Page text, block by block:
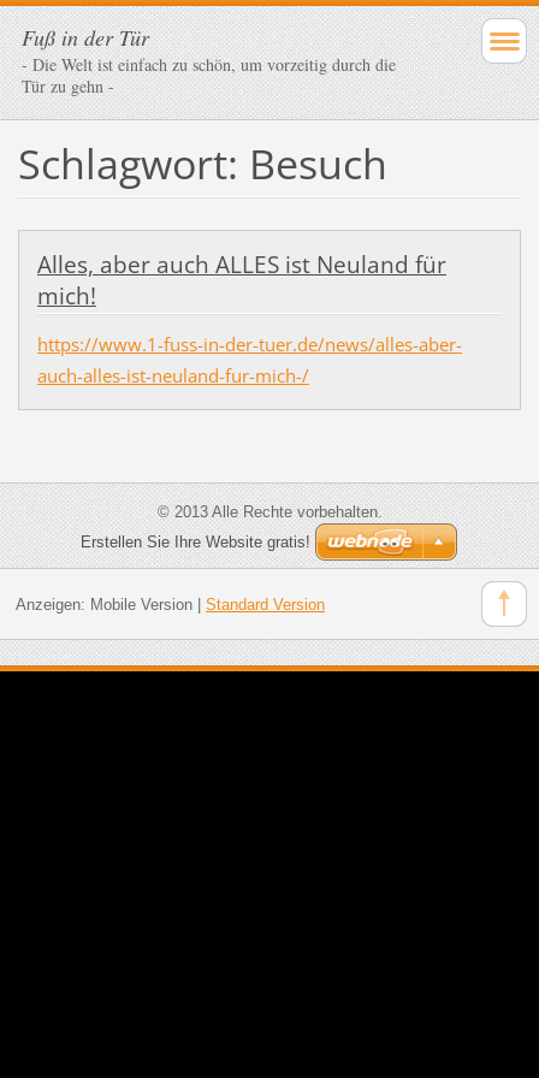
Fuß in der Tür
- Die Welt ist einfach zu schön, um vorzeitig durch die
Tür zu gehn -
Schlagwort: Besuch
Alles, aber auch ALLES ist Neuland für
mich!
https://www.1-fuss-in-der-tuer.de/news/alles-aber-
auch-alles-ist-neuland-fur-mich-/
© 2013 Alle Rechte vorbehalten.
Erstellen Sie Ihre Website gratis!
Anzeigen: Mobile Version| Standard Version